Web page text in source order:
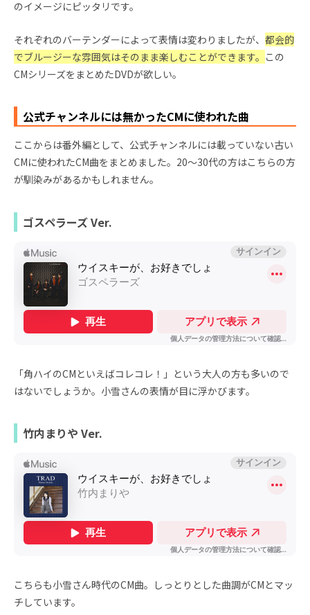
のイメージにピッタリです。
それぞれのバーテンダーによって表情は変わりましたが、 都会的
でブルージーな雰囲気はそのまま楽しむことができます。 この
CMシリーズをまとめたDVDが欲しい。
公式チャンネルには無かったCMに使われた曲
ここからは番外編として、公式チャンネルには載っていない古い
CMに使われたCM曲をまとめました。20～30代の方はこちらの方
が馴染みがあるかもしれません。
ゴスペラーズ Ver.
「角ハイのCMといえばコレコレ！」という大人の方も多いので
はないでしょうか。小雪さんの表情が目に浮かびます。
竹内まりや Ver.
こちらも小雪さん時代のCM曲。しっとりとした曲調がCMとマッ
チしています。